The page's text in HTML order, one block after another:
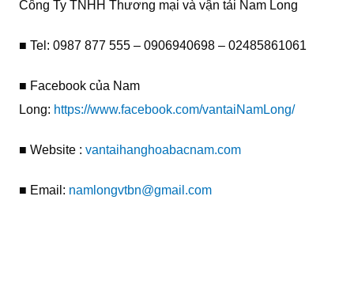
Công Ty TNHH Thương mại và vận tải Nam Long
■ Tel: 0987 877 555 – 0906940698 – 02485861061
■ Facebook của Nam
Long: https://www.facebook.com/vantaiNamLong/
■ Website : vantaihanghoabacnam.com
■ Email: namlongvtbn@gmail.com